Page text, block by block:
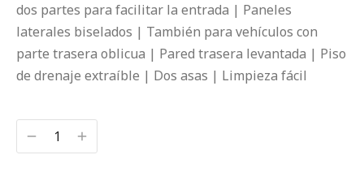
dos partes para facilitar la entrada | Paneles
laterales biselados | También para vehículos con
parte trasera oblicua | Pared trasera levantada | Piso
de drenaje extraíble | Dos asas | Limpieza fácil